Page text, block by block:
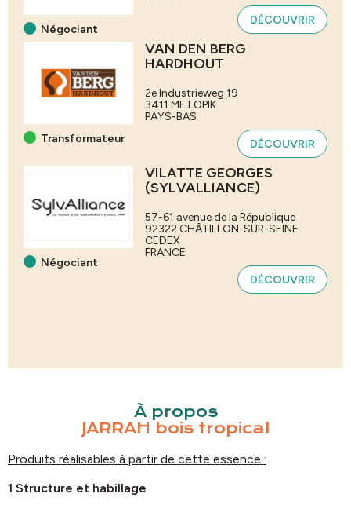
Négociant
DÉCOUVRIR
Transformateur
VAN DEN BERG
HARDHOUT
2e Industrieweg 19
3411 ME LOPIK
PAYS-BAS
DÉCOUVRIR
Négociant
VILATTE GEORGES
(SYLVALLIANCE)
57-61 avenue de la République
92322 CHÂTILLON-SUR-SEINE
CEDEX
FRANCE
DÉCOUVRIR
À propos
JARRAH bois tropical
Produits réalisables à partir de cette essence :
1 Structure et habillage